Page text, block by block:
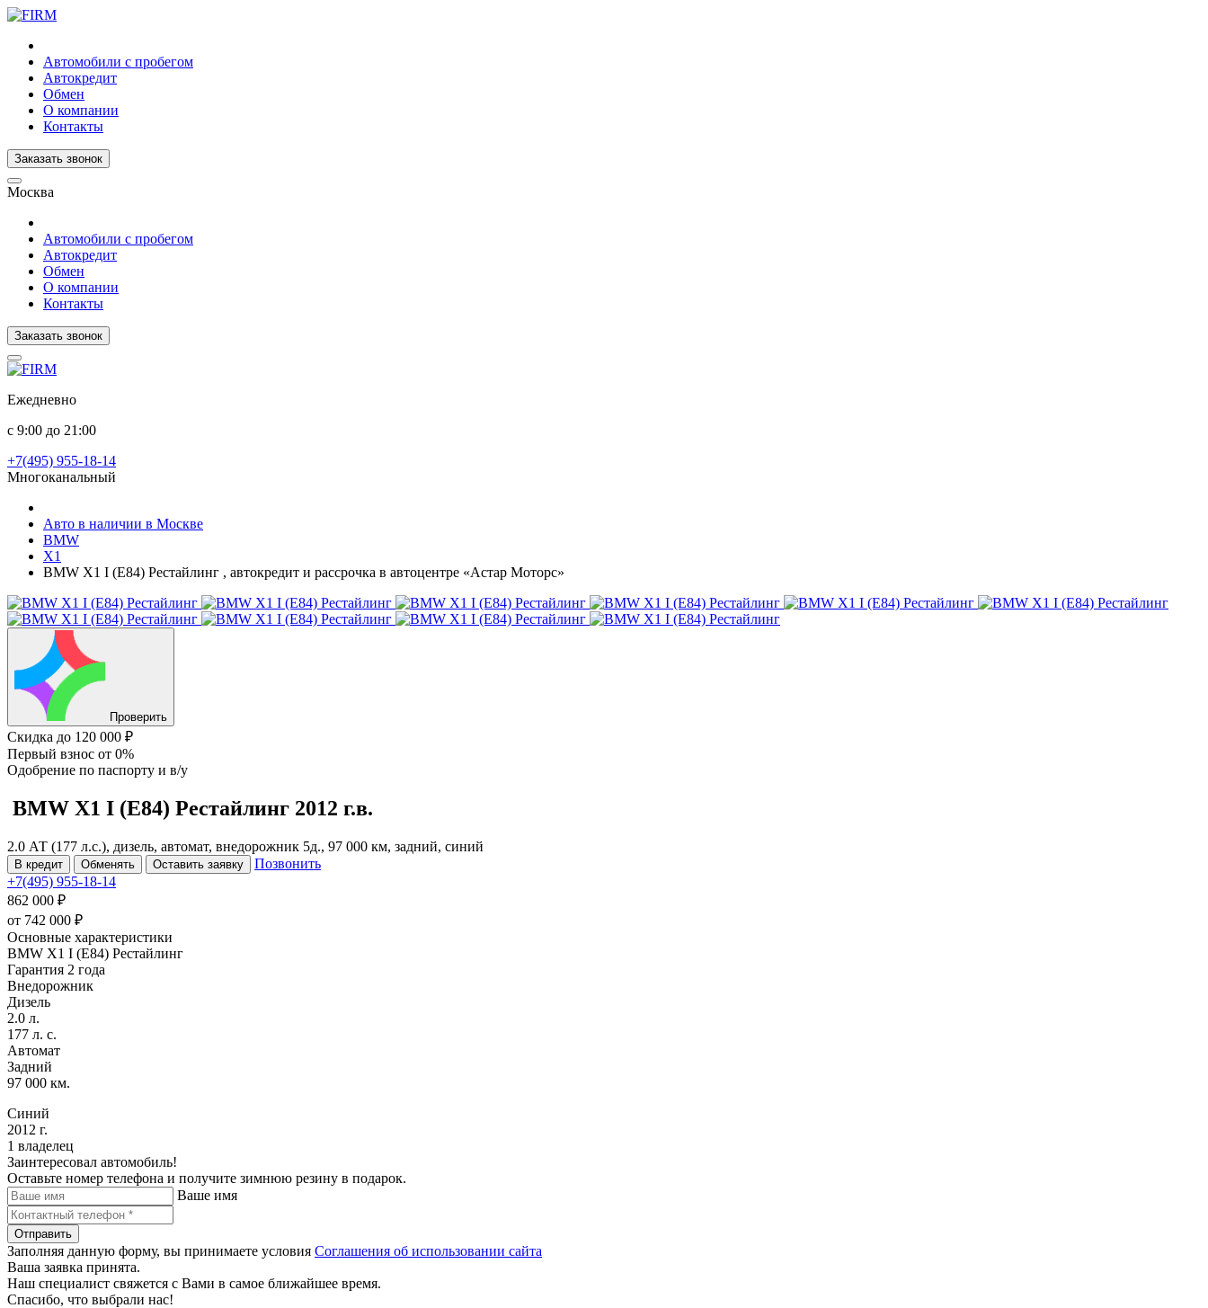
Автомобили с пробегом
Автокредит
Обмен
О компании
Контакты
Заказать звонок
Москва
Автомобили с пробегом
Автокредит
Обмен
О компании
Контакты
Заказать звонок
Ежедневно
с 9:00 до 21:00
+7(495) 955-18-14
Многоканальный
Авто в наличии в Москве
BMW
X1
BMW X1 I (E84) Рестайлинг , автокредит и рассрочка в автоцентре «Астар Моторс»
Проверить
Скидка до 120 000 ₽
Первый взнос от 0%
Одобрение по паспорту и в/у
BMW X1 I (E84) Рестайлинг 2012 г.в.
2.0 АТ (177 л.с.), дизель, автомат, внедорожник 5д., 97 000 км, задний, синий
В кредит Обменять Оставить заявку
Позвонить
+7(495) 955-18-14
862 000 ₽
от 742 000 ₽
Основные характеристики
BMW X1 I (E84) Рестайлинг
Гарантия 2 года
Внедорожник
Дизель
2.0 л.
177 л. с.
Автомат
Задний
97 000 км.
Синий
2012 г.
1 владелец
Заинтересовал автомобиль!
Оставьте номер телефона и получите зимнюю резину в подарок.
Ваше имя
Отправить
Заполняя данную форму, вы принимаете условия Соглашения об использовании сайта
Ваша заявка принята.
Наш специалист свяжется с Вами в самое ближайшее время.
Спасибо, что выбрали нас!